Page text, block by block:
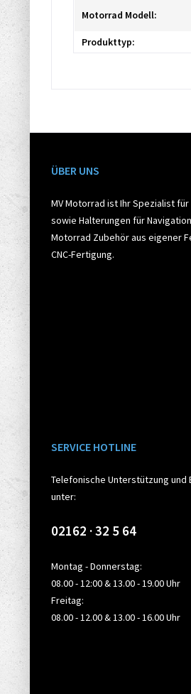
Motorrad Modell:
Produkttyp:
ÜBER UNS
MV Motorrad ist Ihr Spezialist
sowie Halterungen für
Motorrad Zubehör aus eigener
CNC-Fertigung.
SERVICE HOTLINE
Telefonische Unterstützung und
unter:
02162 · 32 5 64
Montag - Donnerstag:
08.00 - 12:00 & 13.00 - 19.00 Uhr
Freitag:
08.00 - 12.00 & 13.00 - 16.00 Uhr